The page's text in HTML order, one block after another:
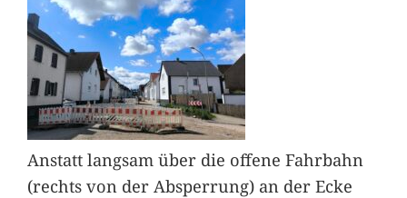
Anstatt langsam über die offene Fahrbahn
(rechts von der Absperrung) an der Ecke